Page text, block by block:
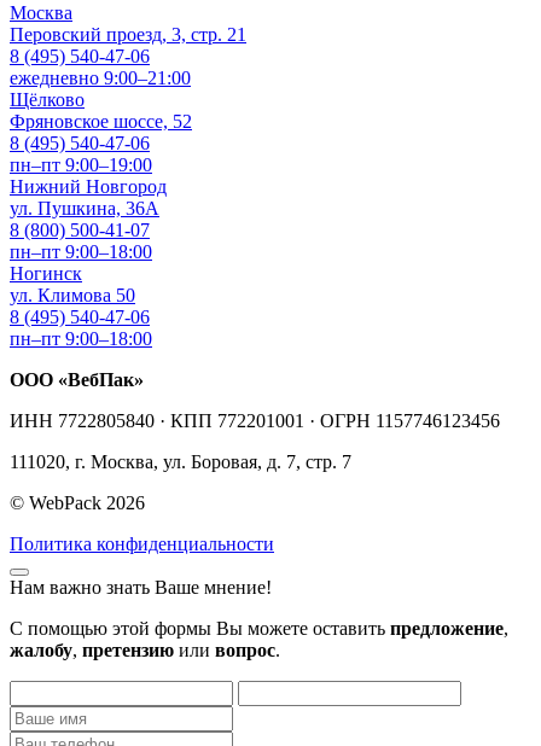
Москва
Перовский проезд, 3, стр. 21
8 (495) 540-47-06
ежедневно 9:00–21:00
Щёлково
Фряновское шоссе, 52
8 (495) 540-47-06
пн–пт 9:00–19:00
Нижний Новгород
ул. Пушкина, 36А
8 (800) 500-41-07
пн–пт 9:00–18:00
Ногинск
ул. Климова 50
8 (495) 540-47-06
пн–пт 9:00–18:00
ООО «ВебПак»
ИНН 7722805840 · КПП 772201001 · ОГРН 1157746123456
111020, г. Москва, ул. Боровая, д. 7, стр. 7
© WebPack 2026
Политика конфиденциальности
Нам важно знать Ваше мнение!
С помощью этой формы Вы можете оставить предложение,
жалобу, претензию или вопрос.